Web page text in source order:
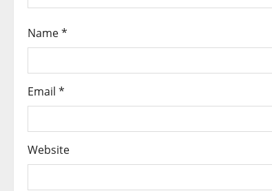
o
n
Name*
Email *
Website